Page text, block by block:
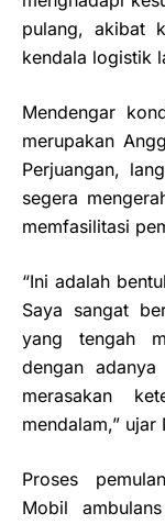
pulang, akibat
kendala logistik
Mendengar
merupakan
Perjuangan,
segera
memfasilitasi
“Ini adalah
Saya sangat
yang tengah
dengan
merasakan
mendalam,”
Proses
Mobil